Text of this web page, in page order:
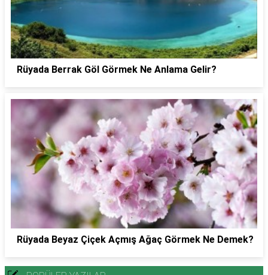
Rüyada Berrak Göl Görmek Ne Anlama Gelir?
Rüyada Beyaz Çiçek Açmış Ağaç Görmek Ne Demek?